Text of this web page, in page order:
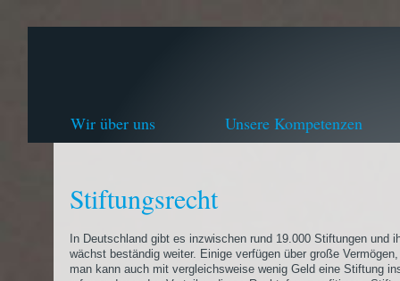
Wir über uns Unsere Kompetenzen
Stiftungsrecht
In Deutschland gibt es inzwischen rund 19.000 Stiftungen und
wächst beständig weiter. Einige verfügen über große
man kann auch mit vergleichsweise wenig Geld eine Stiftung